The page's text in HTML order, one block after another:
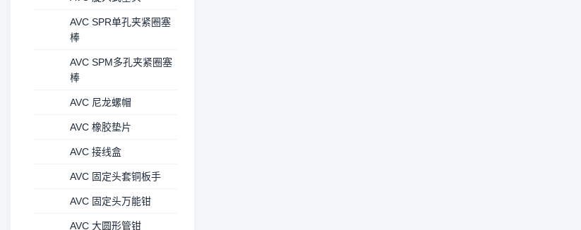
AVC SPR单孔夹紧圈塞
棒
AVC SPM多孔夹紧圈塞
棒
AVC 尼龙螺帽
AVC 橡胶垫片
AVC 接线盒
AVC 固定头套铜板手
AVC 固定头万能钳
AVC 大圆形管钳